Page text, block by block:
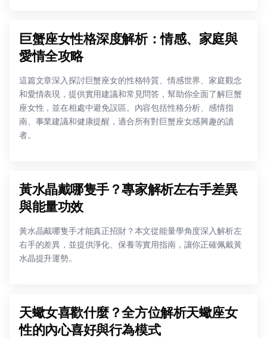
巨蟹座女性格深度解析：情感、家庭與
愛情全攻略
這篇文章深入探討巨蟹座女的性格特質、情感世界、家庭觀念
和愛情表現，提供實用建議和常見問答，幫助你全面了解巨蟹
座女性，並在相處中避免誤區。內容包括性格分析、感情指
南、事業建議和健康提醒，適合所有對巨蟹座女感興趣的讀
者。
黃水晶戴哪隻手？專家解析左右手差異
與能量功效
黃水晶戴哪隻手才能真正招財？本文從能量學角度深入解析左
右手的差異，並提供淨化、保養等實用指南，讓你正確佩戴黃
水晶提升運勢。
天蠍女喜歡什麼？全方位解析天蠍座女
性的內心喜好與行為模式